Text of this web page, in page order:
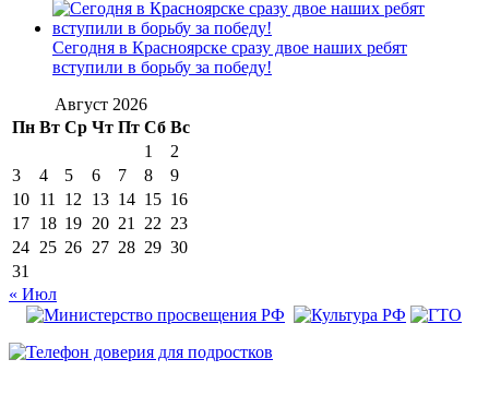
Сегодня в Красноярске сразу двое наших ребят
вступили в борьбу за победу!
Август 2026
Пн Вт Ср Чт Пт Сб Вс
1
2
3
4 5 6 7 8
9
10 11 12 13 14 15 16
17 18 19 20 21 22 23
24 25 26 27 28 29 30
31
« Июл